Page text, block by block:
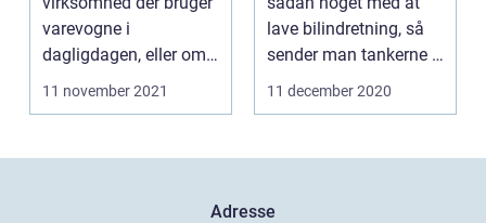
varevogne i
dagligdagen, eller om
man ønsker at
11 november 2021
lave bilindretning, så
sender man tankerne i
retning af p...
11 december 2020
Adresse